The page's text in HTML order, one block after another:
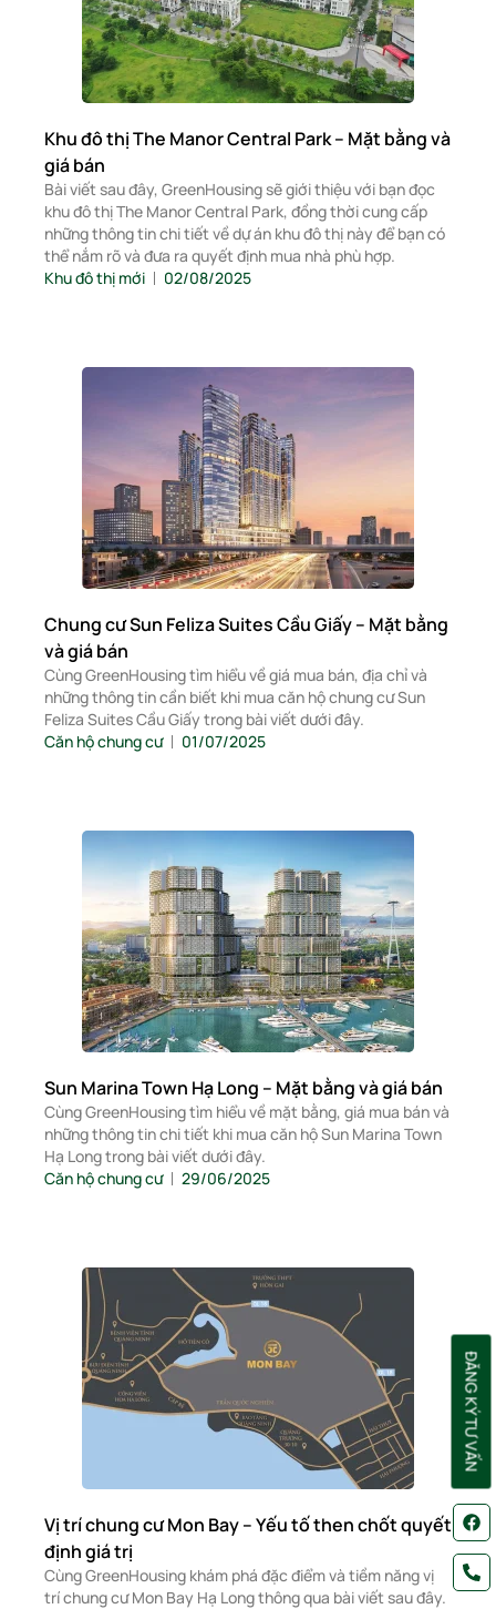
Khu đô thị The Manor Central Park – Mặt bằng và
giá bán
Bài viết sau đây, GreenHousing sẽ giới thiệu với bạn đọc
khu đô thị The Manor Central Park, đồng thời cung cấp
những thông tin chi tiết về dự án khu đô thị này để bạn có
thể nắm rõ và đưa ra quyết định mua nhà phù hợp.
Khu đô thị mới
02/08/2025
Chung cư Sun Feliza Suites Cầu Giấy – Mặt bằng
và giá bán
Cùng GreenHousing tìm hiểu về giá mua bán, địa chỉ và
những thông tin cần biết khi mua căn hộ chung cư Sun
Feliza Suites Cầu Giấy trong bài viết dưới đây.
Căn hộ chung cư
01/07/2025
Sun Marina Town Hạ Long – Mặt bằng và giá bán
Cùng GreenHousing tìm hiểu về mặt bằng, giá mua bán và
những thông tin chi tiết khi mua căn hộ Sun Marina Town
Hạ Long trong bài viết dưới đây.
Căn hộ chung cư
29/06/2025
Vị trí chung cư Mon Bay – Yếu tố then chốt quyết
định giá trị
Cùng GreenHousing khám phá đặc điểm và tiềm năng vị
trí chung cư Mon Bay Hạ Long thông qua bài viết sau đây.
ĐĂNG KÝ TƯ VẤN